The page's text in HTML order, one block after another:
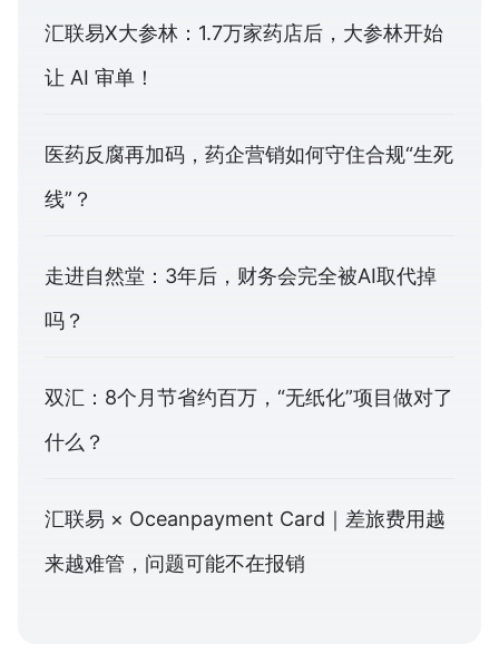
汇联易X大参林：1.7万家药店后，大参林开始
让 AI 审单！
医药反腐再加码，药企营销如何守住合规“生死
线”？
走进自然堂：3年后，财务会完全被AI取代掉
吗？
双汇：8个月节省约百万，“无纸化”项目做对了
什么？
汇联易 × Oceanpayment Card｜差旅费用越
来越难管，问题可能不在报销